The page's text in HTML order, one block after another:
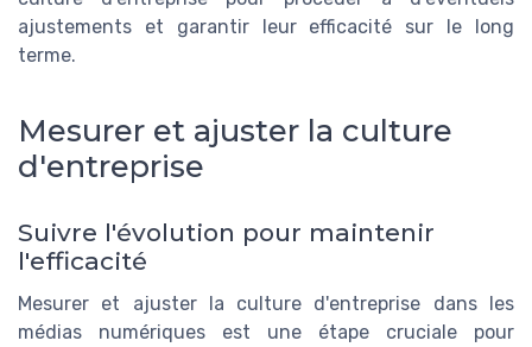
ajustements et garantir leur efficacité sur le long
terme.
Mesurer et ajuster la culture
d'entreprise
Suivre l'évolution pour maintenir
l'efficacité
Mesurer et ajuster la culture d'entreprise dans les
médias numériques est une étape cruciale pour